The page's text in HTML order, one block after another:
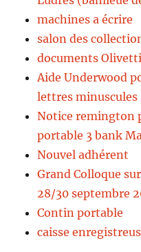
machines a écrire
salon des
documents
Aide Underwood
lettres
Notice remington
portable 3 bank
Nouvel adhérent
Grand Colloque
28/30 septembre
Contin portable
caisse